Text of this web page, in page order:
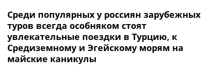
Среди популярных у россиян зарубежных
туров всегда особняком стоят
увлекательные поездки в Турцию, к
Средиземному и Эгейскому морям на
майские каникулы